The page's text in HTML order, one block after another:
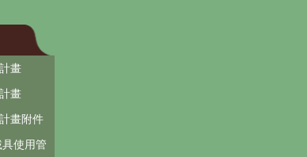
畫
畫
畫附件
使用管